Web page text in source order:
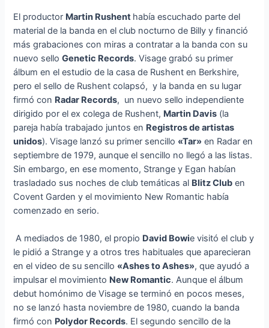
El productor Martin Rushent había escuchado parte del
material de la banda en el club nocturno de Billy y financió
más grabaciones con miras a contratar a la banda con su
nuevo selloGenetic Records. Visage grabó su primer
álbum en el estudio de la casa de Rushent en Berkshire,
pero el sello de Rushent colapsó, y la banda en su lugar
firmó con Radar Records, un nuevo sello independiente
dirigido por el ex colega de Rushent, Martin Davis (la
pareja había trabajado juntos en Registros de artistas
unidos). Visage lanzó su primer sencillo «Tar» en Radar en
septiembre de 1979, aunque el sencillo no llegó a las listas.
Sin embargo, en ese momento, Strange y Egan habían
trasladado sus noches de club temáticas al Blitz Club en
Covent Garden y el movimiento New Romantic había
comenzado en serio.
A mediados de 1980, el propio David Bowie visitó el club y
le pidió a Strange y a otros tres habituales que aparecieran
en el video de su sencillo «Ashes to Ashes», que ayudó a
impulsar el movimiento New Romantic. Aunque el álbum
debut homónimo de Visage se terminó en pocos meses,
no se lanzó hasta noviembre de 1980, cuando la banda
firmó con Polydor Records. El segundo sencillo de la